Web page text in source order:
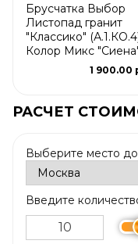
Брусчатка Выбор
Листопад гранит
"Классико"
Колор Микс
1 900.00
РАСЧЕТ
Выберите место
Введите